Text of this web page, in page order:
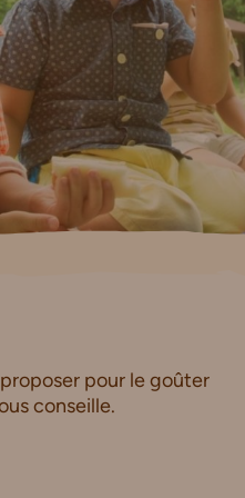
pour le goûter
conseille.